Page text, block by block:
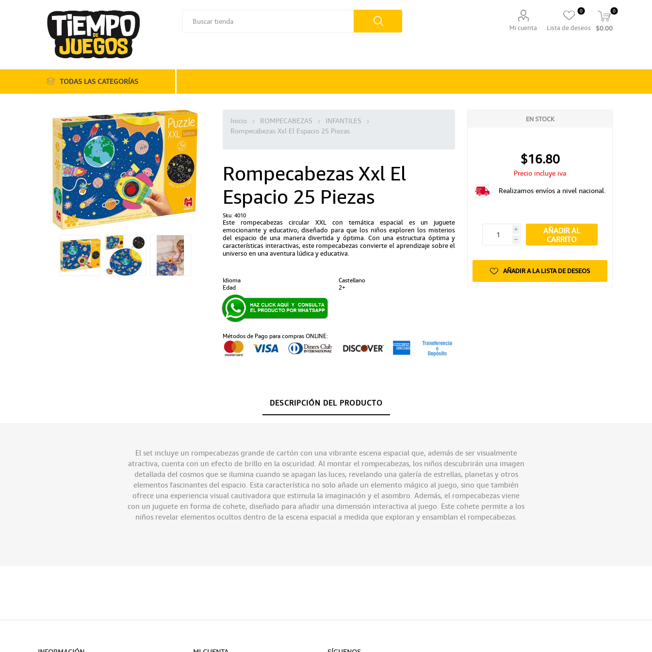
Mi cuenta Lista de deseos
0 0
$0.00
TODAS LAS CATEGORÍAS
Inicio ROMPECABEZAS
INFANTILES
Rompecabezas Xxl El Espacio 25 Piezas
Rompecabezas Xxl El
Espacio 25 Piezas
Sku: 4010
Este rompecabezas circular XXL con temática espacial es un juguete
emocionante y educativo, diseñado para que los niños exploren los misterios
del espacio de una manera divertida y óptima. Con una estructura óptima y
características interactivas, este rompecabezas convierte el aprendizaje sobre el
universo en una aventura lúdica y educativa.
Idioma
Castellano
Edad
2+
EN STOCK
$16.80
Precio incluye iva
Realizamos envíos a nivel nacional.
i
h
AÑADIR AL
CARRITO
AÑADIR A LA LISTA DE DESEOS
Métodos de Pago para compras ONLINE:
DESCRIPCIÓN DEL PRODUCTO
El set incluye un rompecabezas grande de cartón con una vibrante escena espacial que, además de ser visualmente
atractiva, cuenta con un efecto de brillo en la oscuridad. Al montar el rompecabezas, los niños descubrirán una imagen
detallada del cosmos que se ilumina cuando se apagan las luces, revelando una galería de estrellas, planetas y otros
elementos fascinantes del espacio. Esta característica no solo añade un elemento mágico al juego, sino que también
ofrece una experiencia visual cautivadora que estimula la imaginación y el asombro. Además, el rompecabezas viene
con un juguete en forma de cohete, diseñado para añadir una dimensión interactiva al juego. Este cohete permite a los
niños revelar elementos ocultos dentro de la escena espacial a medida que exploran y ensamblan el rompecabezas.